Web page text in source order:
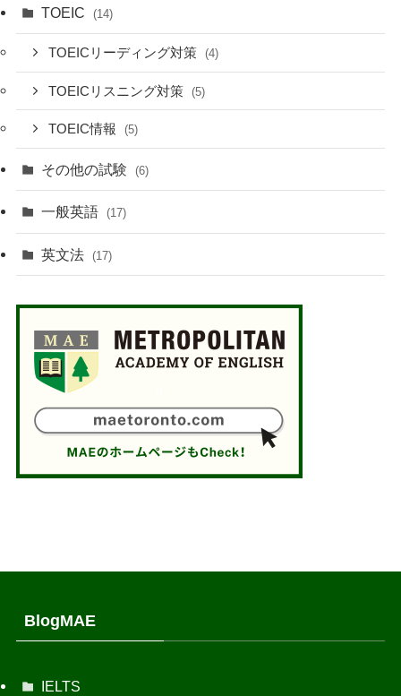
TOEIC (14)
TOEICリーディング対策 (4)
TOEICリスニング対策 (5)
TOEIC情報 (5)
その他の試験 (6)
一般英語 (17)
英文法 (17)
BlogMAE
IELTS